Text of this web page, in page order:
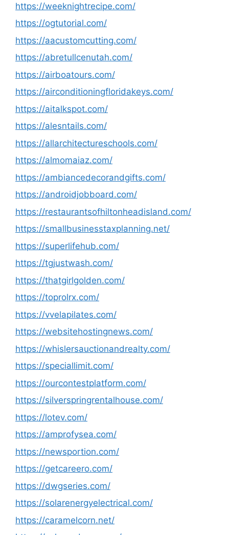
https://weeknightrecipe.com/
https://ogtutorial.com/
https://aacustomcutting.com/
https://abretullcenutah.com/
https://airboatours.com/
https://airconditioningfloridakeys.com/
https://aitalkspot.com/
https://alesntails.com/
https://allarchitectureschools.com/
https://almomaiaz.com/
https://ambiancedecorandgifts.com/
https://androidjobboard.com/
https://restaurantsofhiltonheadisland.com/
https://smallbusinesstaxplanning.net/
https://superlifehub.com/
https://tgjustwash.com/
https://thatgirlgolden.com/
https://toprolrx.com/
https://vvelapilates.com/
https://websitehostingnews.com/
https://whislersauctionandrealty.com/
https://speciallimit.com/
https://ourcontestplatform.com/
https://silverspringrentalhouse.com/
https://lotev.com/
https://amprofysea.com/
https://newsportion.com/
https://getcareero.com/
https://dwgseries.com/
https://solarenergyelectrical.com/
https://caramelcorn.net/